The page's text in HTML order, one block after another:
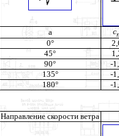
a c
0°
45°
90°
-
135°
-
180° -
Направление скорости ветра